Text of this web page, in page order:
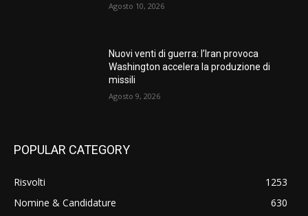
Agosto 10, 2026
Nuovi venti di guerra: l’Iran provoca
Washington accelera la produzione di
missili
Agosto 9, 2026
POPULAR CATEGORY
Risvolti
1253
Nomine & Candidature
630